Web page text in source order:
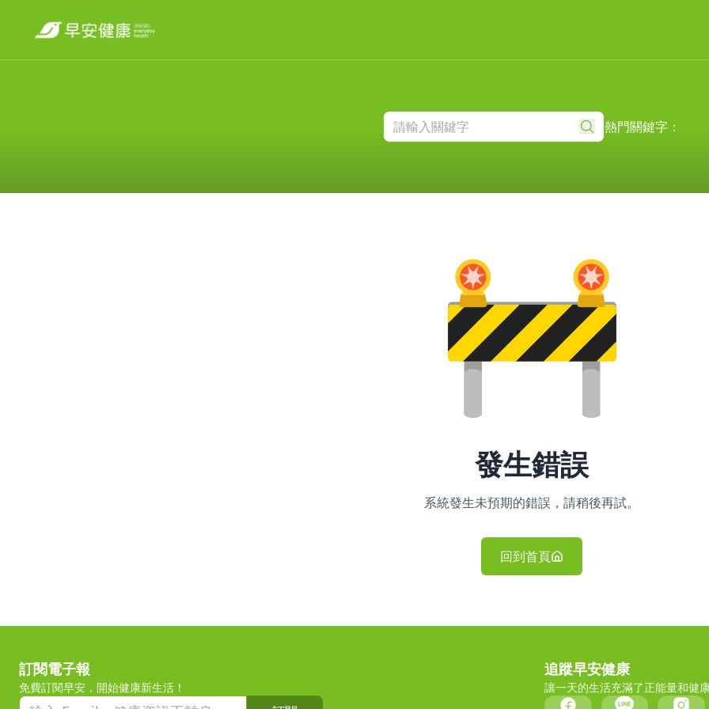
熱門關鍵字：
發生錯誤
系統發生未預期的錯誤，請稍後再試。
回到首頁
訂閱電子報
免費訂閱早安，開始健康新生活！
追蹤早安健康
讓一天的生活充滿了正能量和健